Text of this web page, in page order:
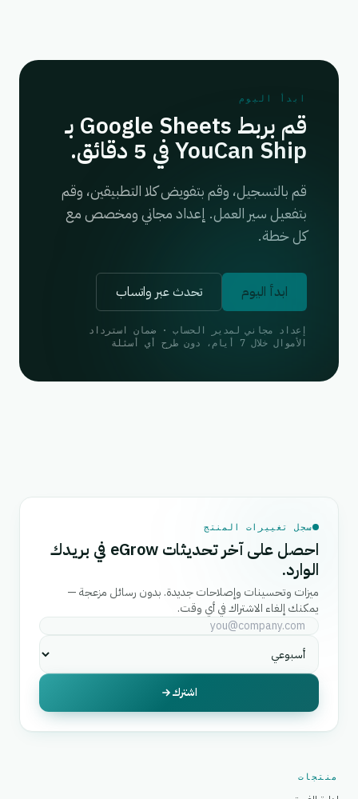
ابدأ اليوم
قم بربط Google Sheets بـ
YouCan Ship في 5 دقائق.
قم بالتسجيل، وقم بتفويض كلا التطبيقين، وقم
بتفعيل سير العمل. إعداد مجاني ومخصص مع
كل خطة.
ابدأ اليوم تحدث عبر واتساب
إعداد مجاني لمدير الحساب · ضمان استرداد
الأموال خلال 7 أيام، دون طرح أي أسئلة
سجل تغييرات المنتج
احصل على آخر تحديثات eGrow في بريدك
الوارد.
ميزات وتحسينات وإصلاحات جديدة. بدون رسائل مزعجة —
يمكنك إلغاء الاشتراك في أي وقت.
اشترك
منتجات